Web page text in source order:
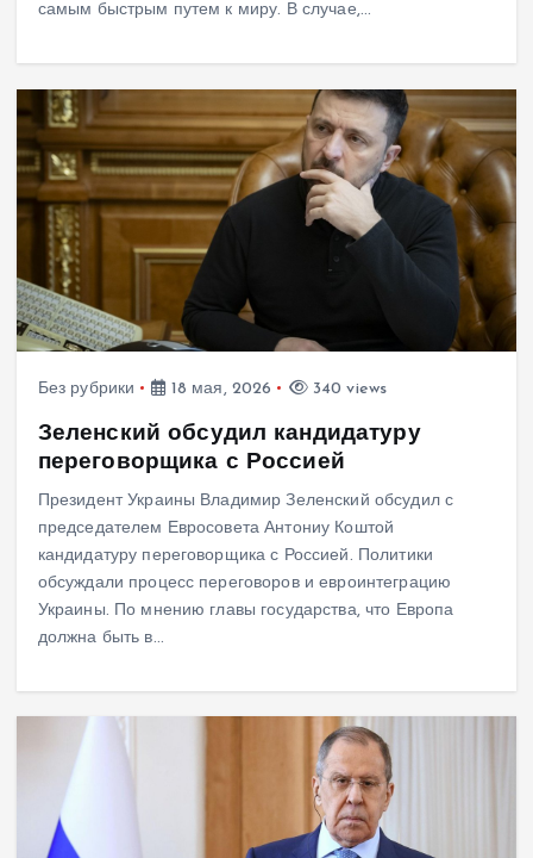
самым быстрым путем к миру. В случае,…
Без рубрики 18 мая, 2026 340 views
Зеленский обсудил кандидатуру
переговорщика с Россией
Президент Украины Владимир Зеленский обсудил с
председателем Евросовета Антониу Коштой
кандидатуру переговорщика с Россией. Политики
обсуждали процесс переговоров и евроинтеграцию
Украины. По мнению главы государства, что Европа
должна быть в…